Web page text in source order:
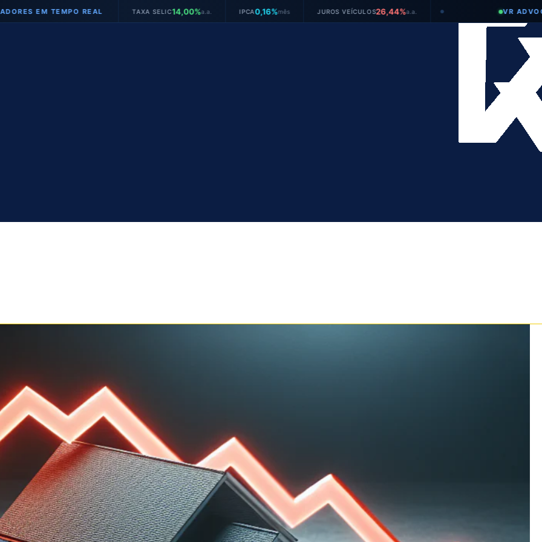
REAL TAXA SELIC 14,00%a.a. IPCA0,16% JUROS VEÍCULOS26,44%a.a. ● VR ADVOGADOS